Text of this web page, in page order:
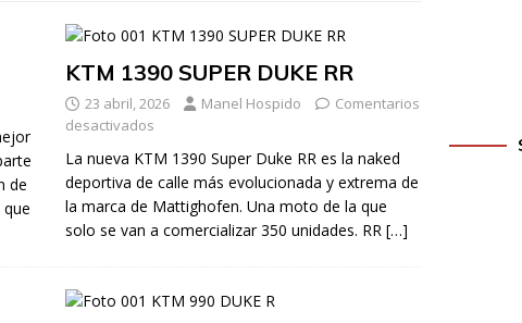
de
KTM 1390 SUPER DUKE RR
23 abril, 2026 Manel Hospido
Comentarios
desactivados
La nueva KTM 1390 Super Duke RR es la naked
deportiva de calle más evolucionada y extrema de
la marca de Mattighofen. Una moto de la que
solo se van a comercializar 350 unidades. RR […]